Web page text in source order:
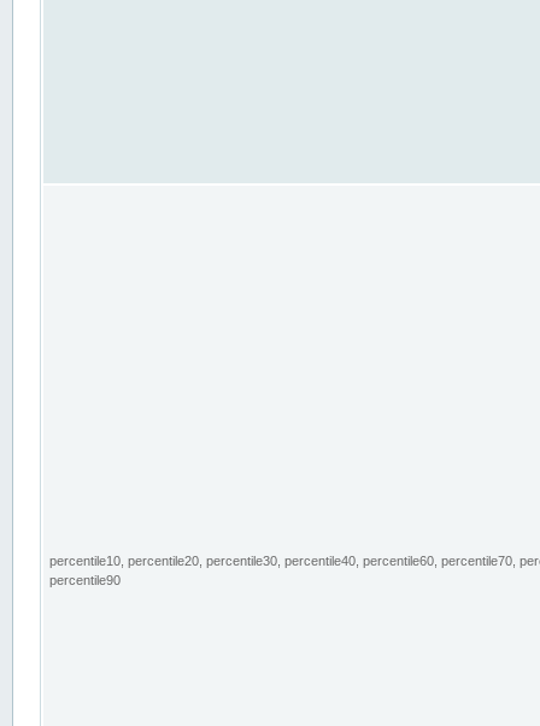
percentile10, percentile20, percentile30, percentile40, percentile60, percentile70,
percentile90